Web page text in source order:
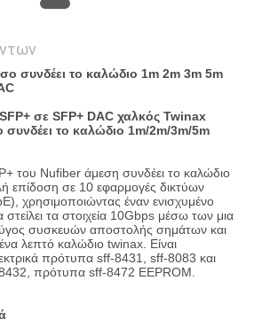
συνδέει το καλώδιο 1m 2m 3m 5m
σε SFP+ DAC χαλκός Twinax
το καλώδιο 1m/2m/3m/5m
του Nufiber άμεση συνδέει το καλώδιο
επίδοση σε 10 εφαρμογές δικτύων
χρησιμοποιώντας έναν ενισχυμένο
τα στοιχεία 10Gbps μέσω των μια
συσκευών αποστολής σημάτων και
λεπτό καλώδιο twinax. Είναι
πρότυπα sff-8431, sff-8083 και
πρότυπα sff-8472 EEPROM.